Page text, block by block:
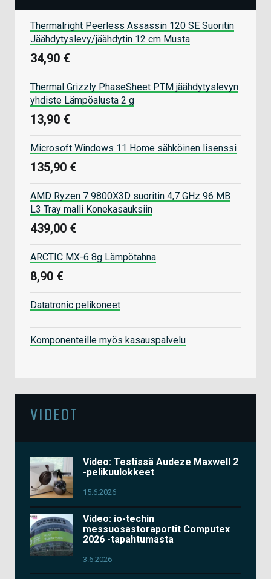
Thermalright Peerless Assassin 120 SE Suoritin
Jäähdytyslevy/jäähdytin 12 cm Musta
34,90 €
Thermal Grizzly PhaseSheet PTM jäähdytyslevyn
yhdiste Lämpöalusta 2 g
13,90 €
Microsoft Windows 11 Home sähköinen lisenssi
135,90 €
AMD Ryzen 7 9800X3D suoritin 4,7 GHz 96 MB
L3 Tray malli Konekasauksiin
439,00 €
ARCTIC MX-6 8g Lämpötahna
8,90 €
Datatronic pelikoneet
Komponenteille myös kasauspalvelu
VIDEOT
Video: Testissä Audeze Maxwell 2
-pelikuulokkeet
15.6.2026
Video: io-techin
messuosastoraportit Computex
2026 -tapahtumasta
3.6.2026